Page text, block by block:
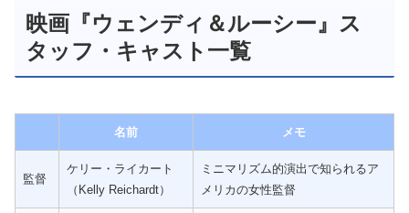
映画『ウェンディ＆ルーシー』ス
タッフ・キャスト一覧
名前 メモ
監督
ケリー・ライカート
（Kelly Reichardt）
ミニマリズム的演出で知られるア
メリカの女性監督